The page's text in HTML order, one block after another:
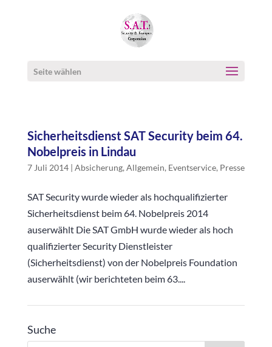
Seite wählen
Sicherheitsdienst SAT Security beim 64.
Nobelpreis in Lindau
7 Juli 2014| Absicherung, Allgemein, Eventservice, Presse
SAT Security wurde wieder als hochqualifizierter
Sicherheitsdienst beim 64. Nobelpreis 2014
auserwählt Die SAT GmbH wurde wieder als hoch
qualifizierter Security Dienstleister
(Sicherheitsdienst) von der Nobelpreis Foundation
auserwählt (wir berichteten beim 63....
Suche